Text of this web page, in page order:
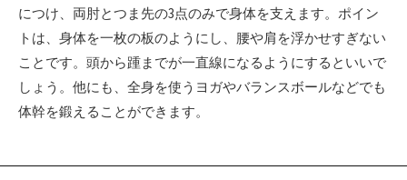
につけ、両肘とつま先の3点のみで身体を支えます。ポイン
トは、身体を一枚の板のようにし、腰や肩を浮かせすぎない
ことです。頭から踵までが一直線になるようにするといいで
しょう。他にも、全身を使うヨガやバランスボールなどでも
体幹を鍛えることができます。